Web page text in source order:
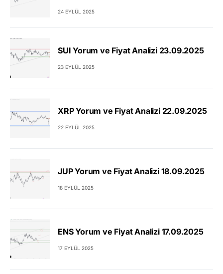
24 EYLÜL 2025
SUI Yorum ve Fiyat Analizi 23.09.2025
23 EYLÜL 2025
XRP Yorum ve Fiyat Analizi 22.09.2025
22 EYLÜL 2025
JUP Yorum ve Fiyat Analizi 18.09.2025
18 EYLÜL 2025
ENS Yorum ve Fiyat Analizi 17.09.2025
17 EYLÜL 2025